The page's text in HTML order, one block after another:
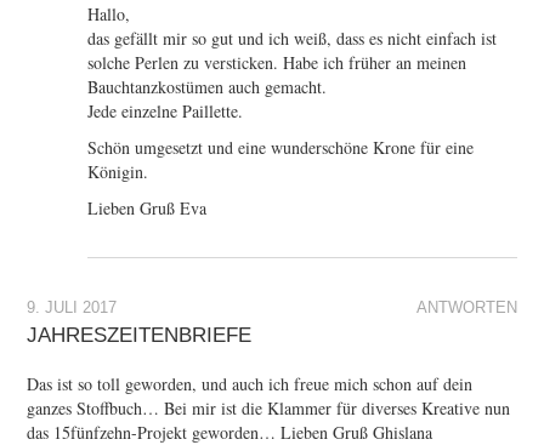
Hallo,
das gefällt mir so gut und ich weiß, dass es nicht einfach ist
solche Perlen zu versticken. Habe ich früher an meinen
Bauchtanzkostümen auch gemacht.
Jede einzelne Paillette.
Schön umgesetzt und eine wunderschöne Krone für eine
Königin.
Lieben Gruß Eva
ANTWORTEN
9. JULI 2017
JAHRESZEITENBRIEFE
Das ist so toll geworden, und auch ich freue mich schon auf dein
ganzes Stoffbuch… Bei mir ist die Klammer für diverses Kreative nun
das 15fünfzehn-Projekt geworden… Lieben Gruß Ghislana